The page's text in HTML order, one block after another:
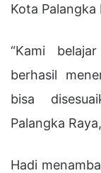
Kota Palangka
“Kami
berhasil
bisa
Palangka
Hadi